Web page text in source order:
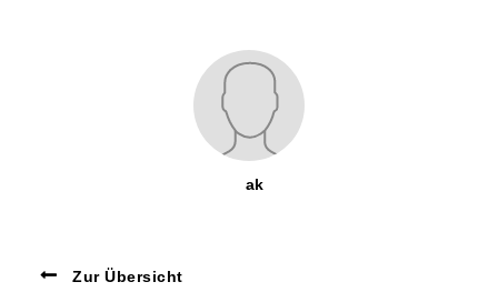
ak
Zur Übersicht